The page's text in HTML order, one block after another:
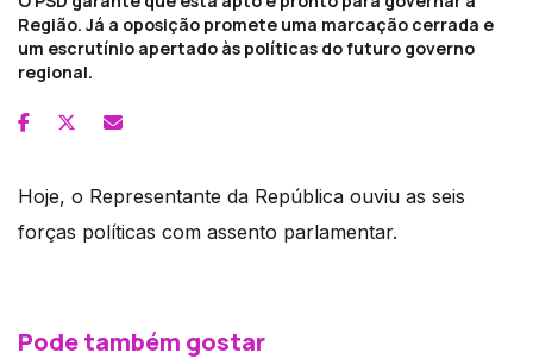
Região. Já a oposição promete uma marcação cerrada e
um escrutínio apertado às políticas do futuro governo
regional.
Hoje, o Representante da República ouviu as seis
forças políticas com assento parlamentar.
Pode também gostar